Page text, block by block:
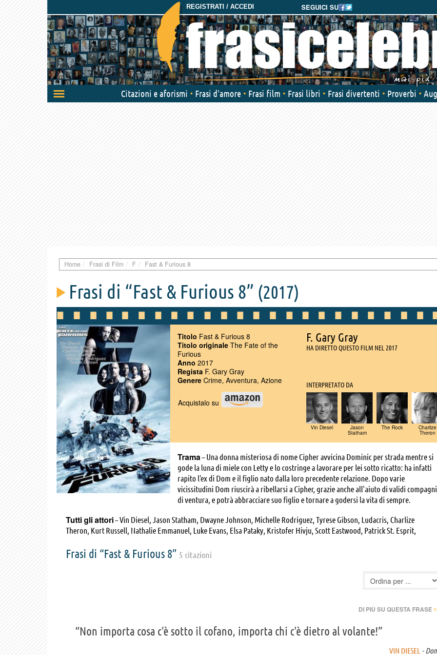
SEGUICI SU
REGISTRATI / ACCEDI
Attiva/disattiva
navigazione
Citazioni e aforismi Frasi d'amore Frasi film Frasi libri Frasi divertenti Proverbi
Home Frasi di Film F Fast & Furious 8
Frasi di “Fast & Furious 8” (2017)
F. Gary Gray
HA DIRETTO QUESTO FILM NEL 2017
Titolo Fast & Furious 8
Titolo originale The Fate of the
Furious
Anno 2017
Regista F. Gary Gray
Genere Crime, Avventura, Azione INTERPRETATO DA
Vin Diesel Jason
Statham
The Rock Charlize
Theron
Acquistalo su
Trama– Una donna misteriosa di nome Cipher avvicina Dominic per strada mentre si
gode la luna di miele con Letty e lo costringe a lavorare per lei sotto ricatto: ha infatti
rapito l'ex di Dom e il figlio nato dalla loro precedente relazione. Dopo varie
vicissitudini Dom riuscirà a ribellarsi a Cipher, grazie anche all'aiuto di validi compagni
di ventura, e potrà abbracciare suo figlio e tornare a godersi la vita di sempre.
Tutti gli attori– Vin Diesel, Jason Statham, Dwayne Johnson, Michelle Rodriguez, Tyrese Gibson, Ludacris, Charlize
Theron, Kurt Russell, Nathalie Emmanuel, Luke Evans, Elsa Pataky, Kristofer Hivju, Scott Eastwood, Patrick St. Esprit,
Eden Estrella, Gary Weeks, Matthew Cornwell, Jeremy Anderson, Jason Rhymer, Tego Calderon, Don Omar, Peter Hansen,
Caroline Kimmel, Katherine Kimmel, Jordan Price, Anna MacKenzie Rogers, Marina Lyn Serra, Olivia Shaw, Celestino
Adams, Rex Alba, Chris Angerman, Georin Aquila, Bryan Bachman, Kenny Barr, Joiel Bauschatz, Melissa Rae Bender, Anita
Bowman, Taurus Bunkley, Rhonda Burnette, Marko Caka, Toshi Calderón, Darren Lee Campbell, Tony Carbajal, Felix Chu,
Laura Masi Cline, Suzie Coker, Theresa Cook, Roy Coulter, Cowboy, Clint Crane, Debbie Davis, Erigerta Deda, Jimmy
Dempster, DieselDonlow, Rick Dremann, Donnie Dunn, Reiko Elio, David Dman Escobar, Kim Evans, Rod Fielder, Joe Fishel,
Frasi di “Fast & Furious 8” 5 citazioni
DI PIÙ SU QUESTA FRASE
“Non importa cosa c'è sotto il cofano, importa chi c'è dietro al volante!”
VIN DIESEL -